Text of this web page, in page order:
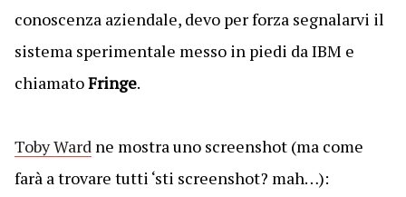
conoscenza aziendale, devo per forza segnalarvi il
sistema sperimentale messo in piedi da IBM e
chiamatoFringe.
Toby Wardne mostra uno screenshot (ma come
farà a trovare tutti ‘sti screenshot? mah…):